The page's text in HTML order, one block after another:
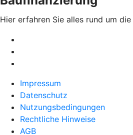
Hier erfahren Sie alles rund um
Impressum
Datenschutz
Nutzungsbedingungen
Rechtliche Hinweise
AGB